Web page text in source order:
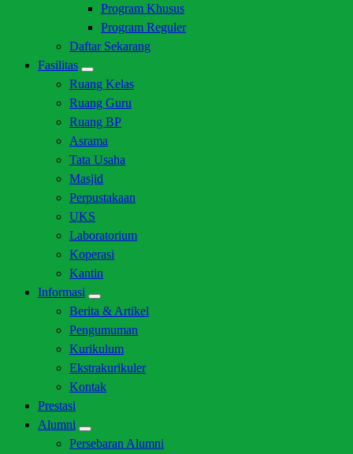
Program Khusus
Program Reguler
Daftar Sekarang
Fasilitas
Ruang Kelas
Ruang Guru
Ruang BP
Asrama
Tata Usaha
Masjid
Perpustakaan
UKS
Laboratorium
Koperasi
Kantin
Informasi
Berita & Artikel
Pengumuman
Kurikulum
Ekstrakurikuler
Kontak
Prestasi
Alumni
Persebaran Alumni